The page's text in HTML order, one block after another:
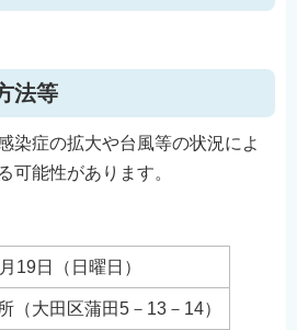
法等
染症の拡大や台風等の状況によ
可能性があります。
19日（日曜日）
（大田区蒲田5－13－14）